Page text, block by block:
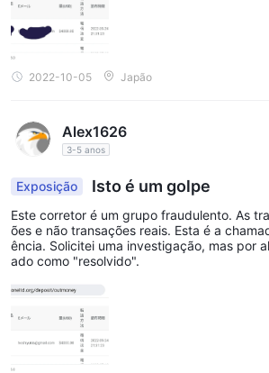
2022-10-05 Japão
Alex1626
3-5 anos
Exposição Isto é um golpe
Este corretor é um grupo fraudulento. As
ões e não transações reais. Esta é a
ência. Solicitei uma investigação, mas por
ado como "resolvido".